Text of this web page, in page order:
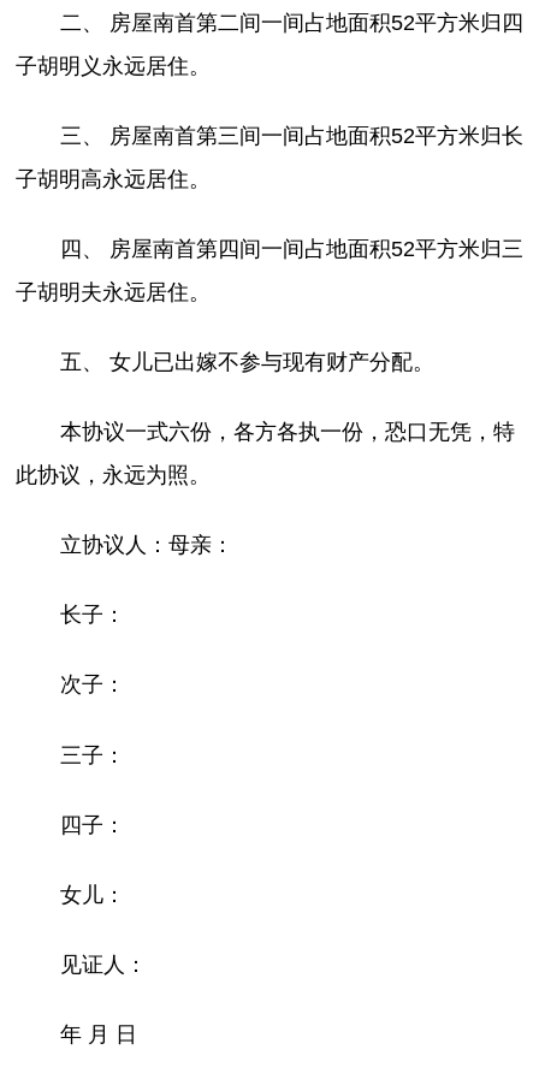
二、 房屋南首第二间一间占地面积52平方米归四
子胡明义永远居住。
三、 房屋南首第三间一间占地面积52平方米归长
子胡明高永远居住。
四、 房屋南首第四间一间占地面积52平方米归三
子胡明夫永远居住。
五、 女儿已出嫁不参与现有财产分配。
本协议一式六份，各方各执一份，恐口无凭，特
此协议，永远为照。
立协议人：母亲：
长子：
次子：
三子：
四子：
女儿：
见证人：
年 月 日